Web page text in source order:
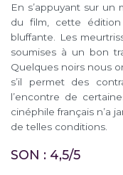
En s’appuyant sur un
du film, cette
bluffante. Les
soumises à un bon
Quelques noirs nous
s’il permet des
l’encontre de
cinéphile français n’a
de telles conditions.
SON : 4,5/5